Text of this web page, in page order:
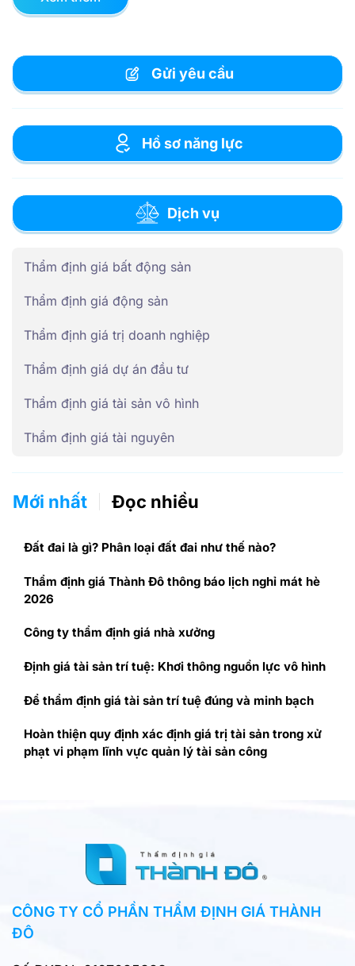
Gửi yêu cầu
Hồ sơ năng lực
Dịch vụ
Thẩm định giá bất động sản
Thẩm định giá động sản
Thẩm định giá trị doanh nghiệp
Thẩm định giá dự án đầu tư
Thẩm định giá tài sản vô hình
Thẩm định giá tài nguyên
Mới nhất Đọc nhiều
Đất đai là gì? Phân loại đất đai như thế nào?
Thẩm định giá Thành Đô thông báo lịch nghỉ mát hè
2026
Công ty thẩm định giá nhà xưởng
Định giá tài sản trí tuệ: Khơi thông nguồn lực vô hình
Để thẩm định giá tài sản trí tuệ đúng và minh bạch
Hoàn thiện quy định xác định giá trị tài sản trong xử
phạt vi phạm lĩnh vực quản lý tài sản công
CÔNG TY CỔ PHẦN THẨM ĐỊNH GIÁ THÀNH
ĐÔ